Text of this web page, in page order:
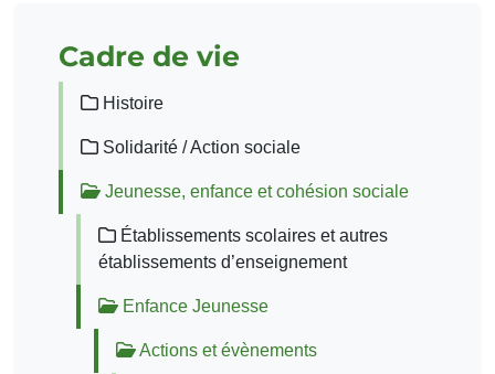
Cadre de vie
Histoire
Solidarité / Action sociale
Jeunesse, enfance et cohésion sociale
Établissements scolaires et autres
établissements d’enseignement
Enfance Jeunesse
Actions et évènements